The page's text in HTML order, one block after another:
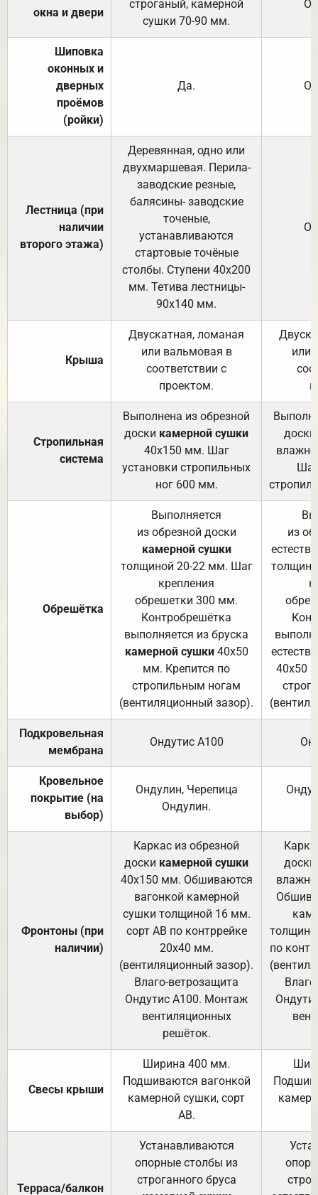
окна и двери
строганый, камерной
сушки 70-90 мм.
Шиповка
оконных и
дверных
проёмов
(ройки)
Да.
Лестница (при
наличии
второго этажа)
Деревянная, одно или
двухмаршевая. Перила-
заводские резные,
балясины- заводские
точеные,
устанавливаются
стартовые точёные
столбы. Ступени 40х200
мм. Тетива лестницы-
90х140 мм.
Крыша
Двускатная, ломаная
или вальмовая в
соответствии с
проектом.
или
Стропильная
система
Выполнена из обрезной
доски камерной сушки
40х150 мм. Шаг
установки стропильных
ног 600 мм.
доски
Обрешётка
Выполняется
из обрезной доски
камерной сушки
толщиной 20-22 мм. Шаг
крепления
обрешетки 300 мм.
Контробрешётка
выполняется из бруска
камерной сушки40х50
мм. Крепится по
стропильным ногам
(вентиляционный зазор).
из
40х50
Подкровельная
мембрана
Ондутис А100
Кровельное
покрытие (на
выбор)
Ондулин, Черепица
Ондулин.
Фронтоны (при
наличии)
Каркас из обрезной
доски камерной сушки
40х150 мм. Обшиваются
вагонкой камерной
сушки толщиной 16 мм.
сорт АВ по контррейке
20х40 мм.
(вентиляционный зазор).
Влаго-ветрозащита
Ондутис А100. Монтаж
вентиляционных
решёток.
доски
по
Свесы крыши
Ширина 400 мм.
Подшиваются вагонкой
камерной сушки, сорт
АВ.
Терраса/балкон
Устанавливаются
опорные столбы из
строганного бруса